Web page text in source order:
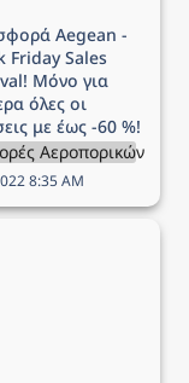
Friday Sales
Μόνο για
όλες οι
με έως -60 %!
Αεροπορικών
8:35 AM
Sky Express -